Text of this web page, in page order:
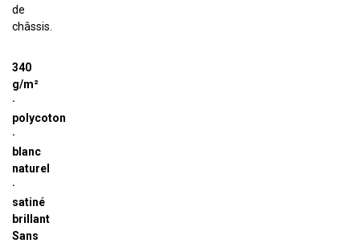
de
châssis.
340
g/m²
·
polycoton
·
blanc
naturel
·
satiné
brillant
Sans